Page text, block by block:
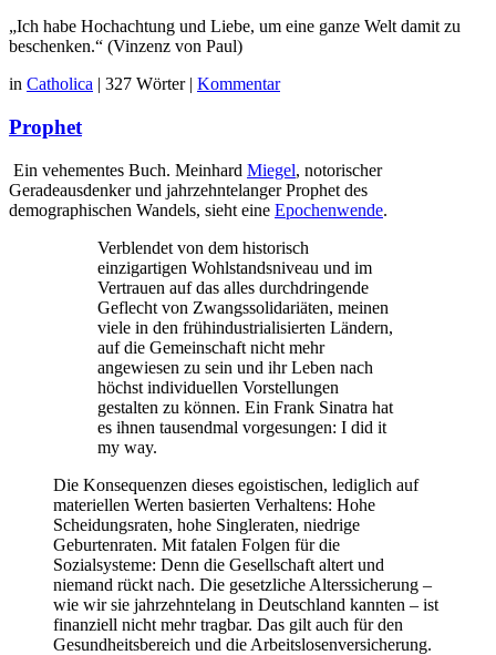
„Ich habe Hochachtung und Liebe, um eine ganze Welt damit zu
beschenken.“ (Vinzenz von Paul)
in Catholica | 327 Wörter | Kommentar
Prophet
Ein vehementes Buch. Meinhard Miegel, notorischer
Geradeausdenker und jahrzehntelanger Prophet des
demographischen Wandels, sieht eine Epochenwende.
Verblendet von dem historisch
einzigartigen Wohlstandsniveau und im
Vertrauen auf das alles durchdringende
Geflecht von Zwangssolidariäten, meinen
viele in den frühindustrialisierten Ländern,
auf die Gemeinschaft nicht mehr
angewiesen zu sein und ihr Leben nach
höchst individuellen Vorstellungen
gestalten zu können. Ein Frank Sinatra hat
es ihnen tausendmal vorgesungen: I did it
my way.
Die Konsequenzen dieses egoistischen, lediglich auf
materiellen Werten basierten Verhaltens: Hohe
Scheidungsraten, hohe Singleraten, niedrige
Geburtenraten. Mit fatalen Folgen für die
Sozialsysteme: Denn die Gesellschaft altert und
niemand rückt nach. Die gesetzliche Alterssicherung –
wie wir sie jahrzehntelang in Deutschland kannten – ist
finanziell nicht mehr tragbar. Das gilt auch für den
Gesundheitsbereich und die Arbeitslosenversicherung.